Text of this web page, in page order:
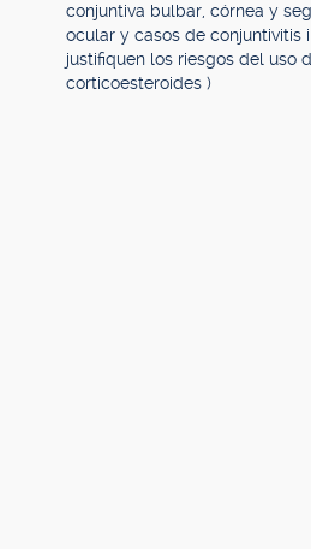
conjuntiva bulbar, córnea y
ocular y casos de conjuntivitis
justifiquen los riesgos del uso
corticoesteroides )